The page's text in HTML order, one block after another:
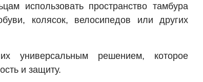
использовать пространство тамбура
колясок, велосипедов или других
универсальным решением, которое
и защиту.